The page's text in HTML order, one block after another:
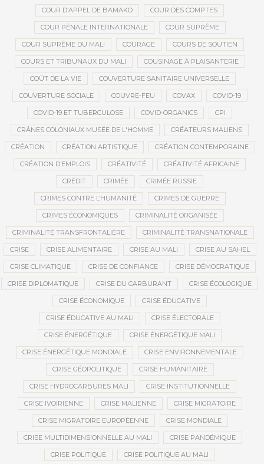
COUR D’APPEL DE BAMAKO COUR DES COMPTES
COUR PÉNALE INTERNATIONALE COUR SUPRÊME
COUR SUPRÊME DU MALI COURAGE COURS DE SOUTIEN
COURS ET TRIBUNAUX DU MALI COUSINAGE À PLAISANTERIE
COÛT DE LA VIE COUVERTURE SANITAIRE UNIVERSELLE
COUVERTURE SOCIALE COUVRE-FEU COVAX COVID-19
COVID-19 ET TUBERCULOSE COVID-ORGANICS CPI
CRÂNES COLONIAUX MUSÉE DE L'HOMME CRÉATEURS MALIENS
CRÉATION CRÉATION ARTISTIQUE CRÉATION CONTEMPORAINE
CRÉATION D’EMPLOIS CRÉATIVITÉ CRÉATIVITÉ AFRICAINE
CRÉDIT CRIMÉE CRIMÉE RUSSIE
CRIMES CONTRE L’HUMANITÉ CRIMES DE GUERRE
CRIMES ÉCONOMIQUES CRIMINALITÉ ORGANISÉE
CRIMINALITÉ TRANSFRONTALIÈRE CRIMINALITÉ TRANSNATIONALE
CRISE CRISE ALIMENTAIRE CRISE AU MALI CRISE AU SAHEL
CRISE CLIMATIQUE CRISE DE CONFIANCE CRISE DÉMOCRATIQUE
CRISE DIPLOMATIQUE CRISE DU CARBURANT CRISE ÉCOLOGIQUE
CRISE ÉCONOMIQUE CRISE ÉDUCATIVE
CRISE ÉDUCATIVE AU MALI CRISE ÉLECTORALE
CRISE ÉNERGÉTIQUE CRISE ÉNERGÉTIQUE MALI
CRISE ÉNERGÉTIQUE MONDIALE CRISE ENVIRONNEMENTALE
CRISE GÉOPOLITIQUE CRISE HUMANITAIRE
CRISE HYDROCARBURES MALI CRISE INSTITUTIONNELLE
CRISE IVOIRIENNE CRISE MALIENNE CRISE MIGRATOIRE
CRISE MIGRATOIRE EUROPÉENNE CRISE MONDIALE
CRISE MULTIDIMENSIONNELLE AU MALI CRISE PANDÉMIQUE
CRISE POLITIQUE CRISE POLITIQUE AU MALI